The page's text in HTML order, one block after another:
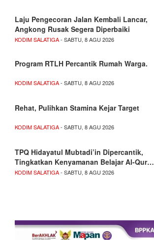
Laju Pengecoran Jalan Kembali Lancar,
Angkong Rusak Segera Diperbaiki
KODIM SALATIGA- SABTU, 8 AGU 2026
Program RTLH Percantik Rumah Warga.
KODIM SALATIGA- SABTU, 8 AGU 2026
Rehat, Pulihkan Stamina Kejar Target
KODIM SALATIGA- SABTU, 8 AGU 2026
TPQ Hidayatul Mubtadi’in Dipercantik,
Tingkatkan Kenyamanan Belajar Al-Qur…
KODIM SALATIGA- SABTU, 8 AGU 2026